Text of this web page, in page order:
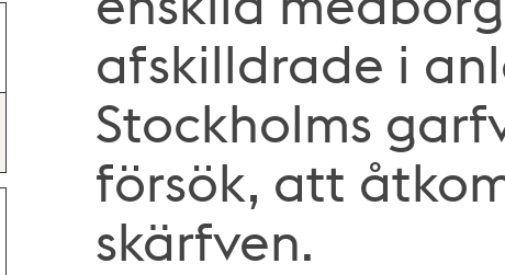
afskilldrade i
Stockholms
försök, att
skärfven.